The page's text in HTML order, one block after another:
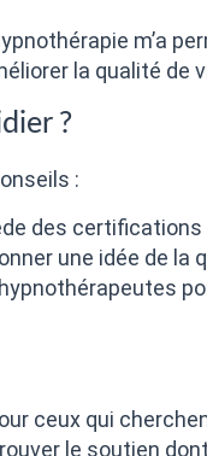
m’a
la qualité de
?
:
des
une idée de la
ceux qui
le soutien